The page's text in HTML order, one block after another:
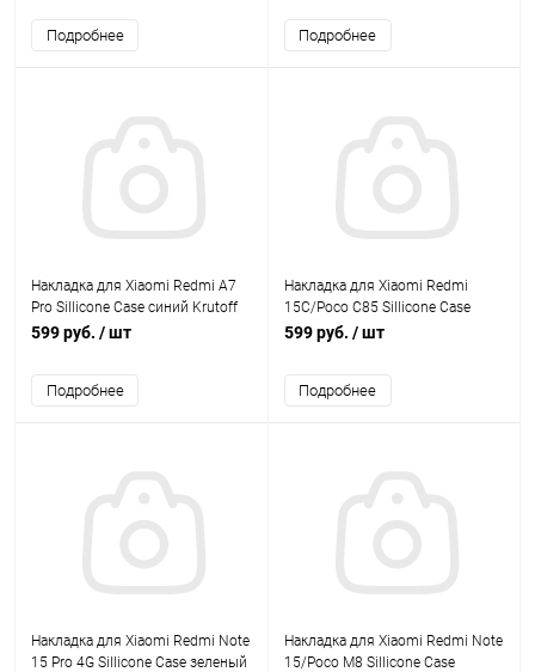
Подробнее Подробнее
Накладка для Xiaomi Redmi A7
Pro Sillicone Case синий Krutoff
599 руб. / шт
Подробнее
Накладка для Xiaomi Redmi
15C/Poco C85 Sillicone Case
синий Krutoff
599 руб. / шт
Подробнее
Накладка для Xiaomi Redmi Note
15 Pro 4G Sillicone Case зеленый
Накладка для Xiaomi Redmi Note
15/Poco M8 Sillicone Case